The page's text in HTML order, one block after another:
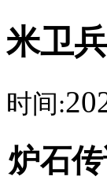
米卫
时间:
炉石